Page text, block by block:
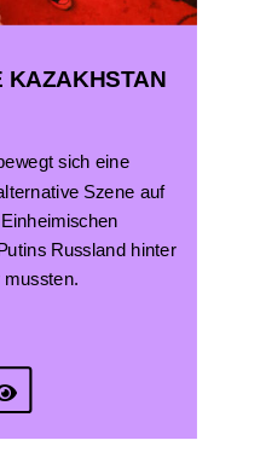
KAZAKHSTAN
sich eine
Szene auf
Russland hinter